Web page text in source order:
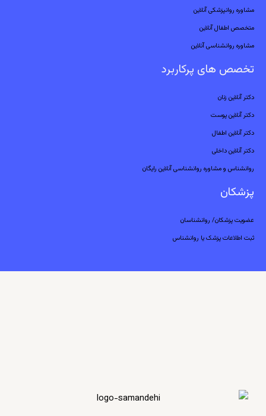
مشاوره روانپزشکی آنلاین
متخصص اطفال آنلاین
مشاوره روانشناسی آنلاین
تخصص های پرکاربرد
دکتر آنلاین زنان
دکتر آنلاین پوست
دکتر آنلاین اطفال
دکتر آنلاین داخلی
روانشناس و مشاوره روانشناسی آنلاین رایگان
پزشکان
عضویت پزشکان/ روانشناسان
ثبت اطلاعات پزشک یا روانشناس